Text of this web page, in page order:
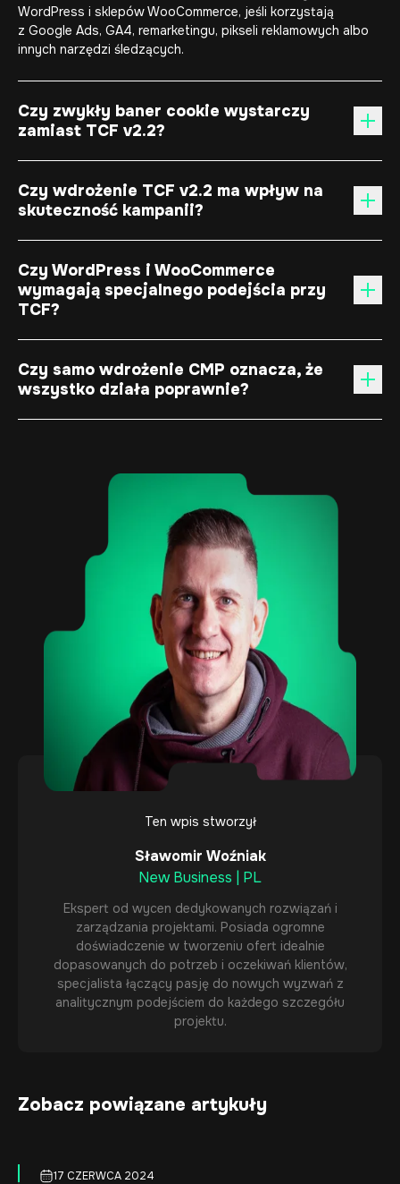
WordPress i sklepów WooCommerce, jeśli korzystają
z Google Ads, GA4, remarketingu, pikseli reklamowych albo
innych narzędzi śledzących.
Czy zwykły baner cookie wystarczy
zamiast TCF v2.2?
Czy wdrożenie TCF v2.2 ma wpływ na
skuteczność kampanii?
Czy WordPress i WooCommerce
wymagają specjalnego podejścia przy
TCF?
Czy samo wdrożenie CMP oznacza, że
wszystko działa poprawnie?
Ten wpis stworzył
Sławomir Woźniak
New Business | PL
Ekspert od wycen dedykowanych rozwiązań i
zarządzania projektami. Posiada ogromne
doświadczenie w tworzeniu ofert idealnie
dopasowanych do potrzeb i oczekiwań klientów,
specjalista łączący pasję do nowych wyzwań z
analitycznym podejściem do każdego szczegółu
projektu.
Zobacz powiązane artykuły
17 CZERWCA 2024